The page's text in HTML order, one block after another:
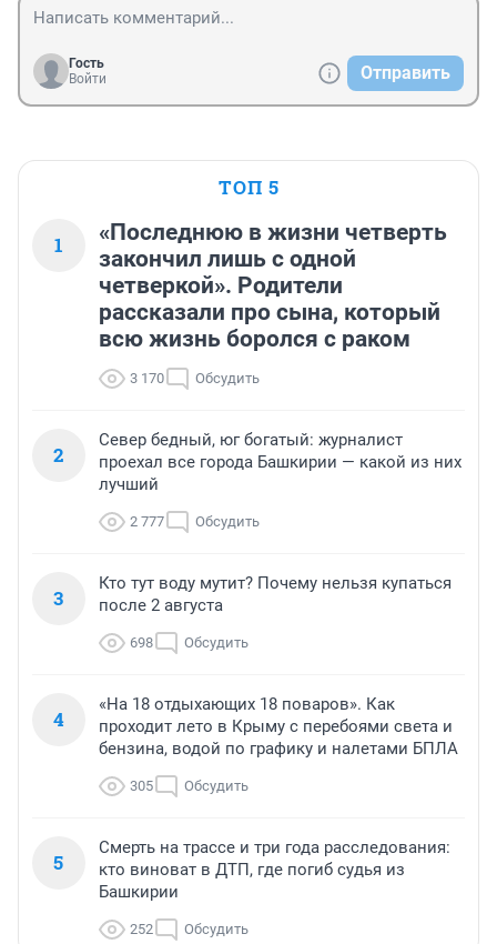
Гость
Войти
Отправить
ТОП 5
1
«Последнюю в жизни четверть
закончил лишь с одной
четверкой». Родители
рассказали про сына, который
всю жизнь боролся с раком
3 170 Обсудить
2
Север бедный, юг богатый: журналист
проехал все города Башкирии — какой из них
лучший
2 777 Обсудить
3
Кто тут воду мутит? Почему нельзя купаться
после 2 августа
698 Обсудить
4
«На 18 отдыхающих 18 поваров». Как
проходит лето в Крыму с перебоями света и
бензина, водой по графику и налетами БПЛА
305 Обсудить
5
Смерть на трассе и три года расследования:
кто виноват в ДТП, где погиб судья из
Башкирии
252 Обсудить